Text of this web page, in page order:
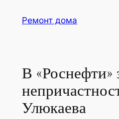
Ремонт дома
В «Роснефти»
Улюкаева